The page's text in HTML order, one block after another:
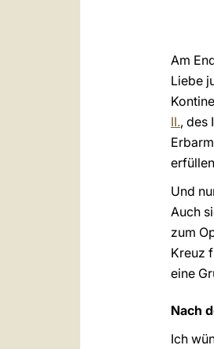
Am
Liebe
II., des
Und
Auch
zum
Kreuz
eine
Nach
Ich